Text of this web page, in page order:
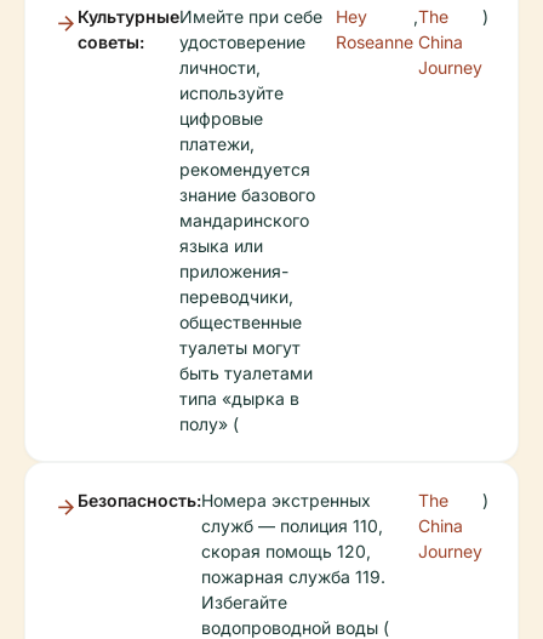
Культурные
советы:
Имейте при себе
удостоверение
личности,
используйте
цифровые
платежи,
рекомендуется
знание базового
мандаринского
языка или
приложения-
переводчики,
общественные
туалеты могут
быть туалетами
типа «дырка в
полу» (
Hey
Roseanne
,The
China
Journey
)
Безопасность:Номера экстренных
служб — полиция 110,
скорая помощь 120,
пожарная служба 119.
Избегайте
водопроводной воды (
The
China
Journey
)